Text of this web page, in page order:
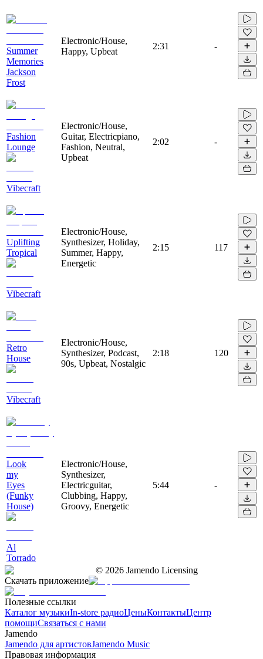
Summer
Memories
Jackson
Frost
Electronic/House,
Happy, Upbeat
2:31 -
Fashion
Lounge
Vibecraft
Electronic/House,
Guitar, Electricpiano,
Fashion, Neutral,
Upbeat
2:02 -
Uplifting
Tropical
Vibecraft
Electronic/House,
Synthesizer, Holiday,
Summer, Happy,
Energetic
2:15 117
Retro
House
Vibecraft
Electronic/House,
Synthesizer, Podcast,
90s, Upbeat, Nostalgic
2:18 120
Look
my
Eyes
(Funky
House)
Al
Torrado
Electronic/House,
Synthesizer,
Electricguitar,
Clubbing, Happy,
Groovy, Energetic
5:44 -
© 2026 Jamendo Licensing
Скачать приложение
Полезные ссылки
Каталог музыкиIn-store радиоЦеныКонтактыЦентр
помощиСвязаться с нами
Jamendo
Jamendo для артистовJamendo Music
Правовая информация